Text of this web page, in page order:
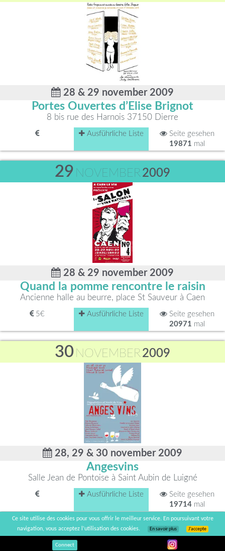
28 & 29 november 2009
Portes Ouvertes d’Elise Brignot
8 bis rue des Harnois 37150 Dierre
Ausführliche Liste
Seite gesehen
19871 mal
29 NOVEMBER2009
28 & 29 november 2009
Quand la pomme rencontre le raisin
Ancienne halle au beurre, place St Sauveur à Caen
5€ Ausführliche Liste
Seite gesehen
20971 mal
30 NOVEMBER2009
28, 29 & 30 november 2009
Angesvins
Salle Jean de Pontoise à Saint Aubin de Luigné
Ausführliche Liste
Seite gesehen
19714mal
30NOVEMBER2009
Connect
Ce site utilise des cookies pour vous offrir le meilleur service. En poursuivant votre
navigation, vous acceptez l’utilisation des cookies.
En savoir plus J’accepte